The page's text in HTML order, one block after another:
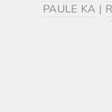
PAULE KA |